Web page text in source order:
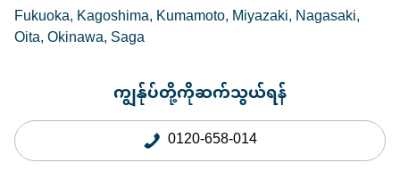
Fukuoka Kagoshima Kumamoto Miyazaki Nagasaki
Oita Okinawa Saga
ကျွန်ုပ်တို့ကိုဆက်သွယ်ရန်
0120-658-014